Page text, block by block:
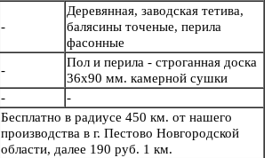
-
Деревянная, заводская тетива,
балясины точеные, перила
фасонные
-
Пол и перила - строганная доска
36х90 мм. камерной сушки
- -
Бесплатно в радиусе 450 км. от нашего
производства в г. Пестово Новгородской
области, далее 190 руб. 1 км.